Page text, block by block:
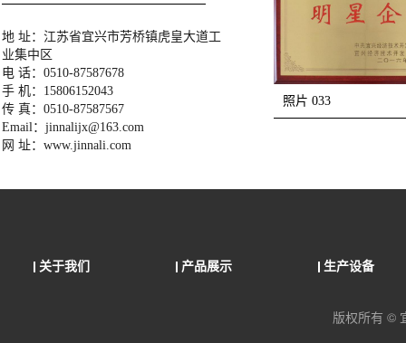
地 址：江苏省宜兴市芳桥镇虎皇大道工
业集中区
电 话：0510-87587678
手 机：15806152043
传 真：0510-87587567
Email：jinnalijx@163.com
网 址：www.jinnali.com
照片 033
关于我们 产品展示 生产设备
版权所有 ©